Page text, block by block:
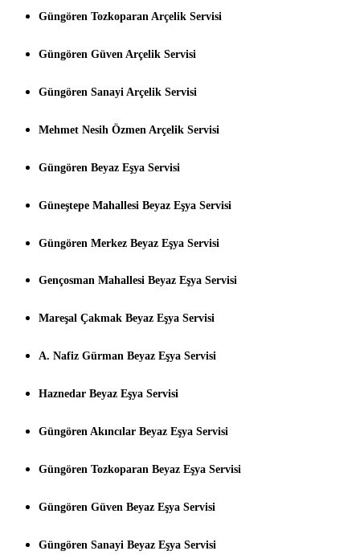
Güngören Tozkoparan Arçelik Servisi
Güngören Güven Arçelik Servisi
Güngören Sanayi Arçelik Servisi
Mehmet Nesih Özmen Arçelik Servisi
Güngören Beyaz Eşya Servisi
Güneştepe Mahallesi Beyaz Eşya Servisi
Güngören Merkez Beyaz Eşya Servisi
Gençosman Mahallesi Beyaz Eşya Servisi
Mareşal Çakmak Beyaz Eşya Servisi
A. Nafiz Gürman Beyaz Eşya Servisi
Haznedar Beyaz Eşya Servisi
Güngören Akıncılar Beyaz Eşya Servisi
Güngören Tozkoparan Beyaz Eşya Servisi
Güngören Güven Beyaz Eşya Servisi
Güngören Sanayi Beyaz Eşya Servisi